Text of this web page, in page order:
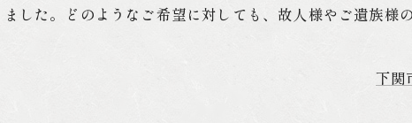
した。どのようなご希望に対しても、故人様やご遺族様
下関